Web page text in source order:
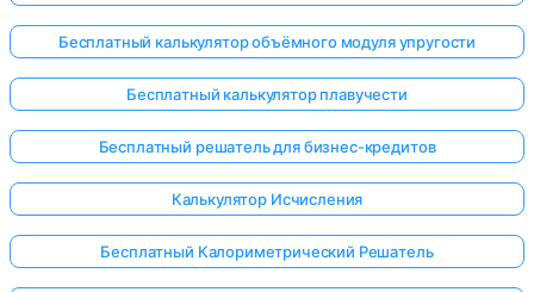
Бесплатный калькулятор объёмного модуля упругости
Бесплатный калькулятор плавучести
Бесплатный решатель для бизнес-кредитов
Калькулятор Исчисления
Бесплатный Калориметрический Решатель